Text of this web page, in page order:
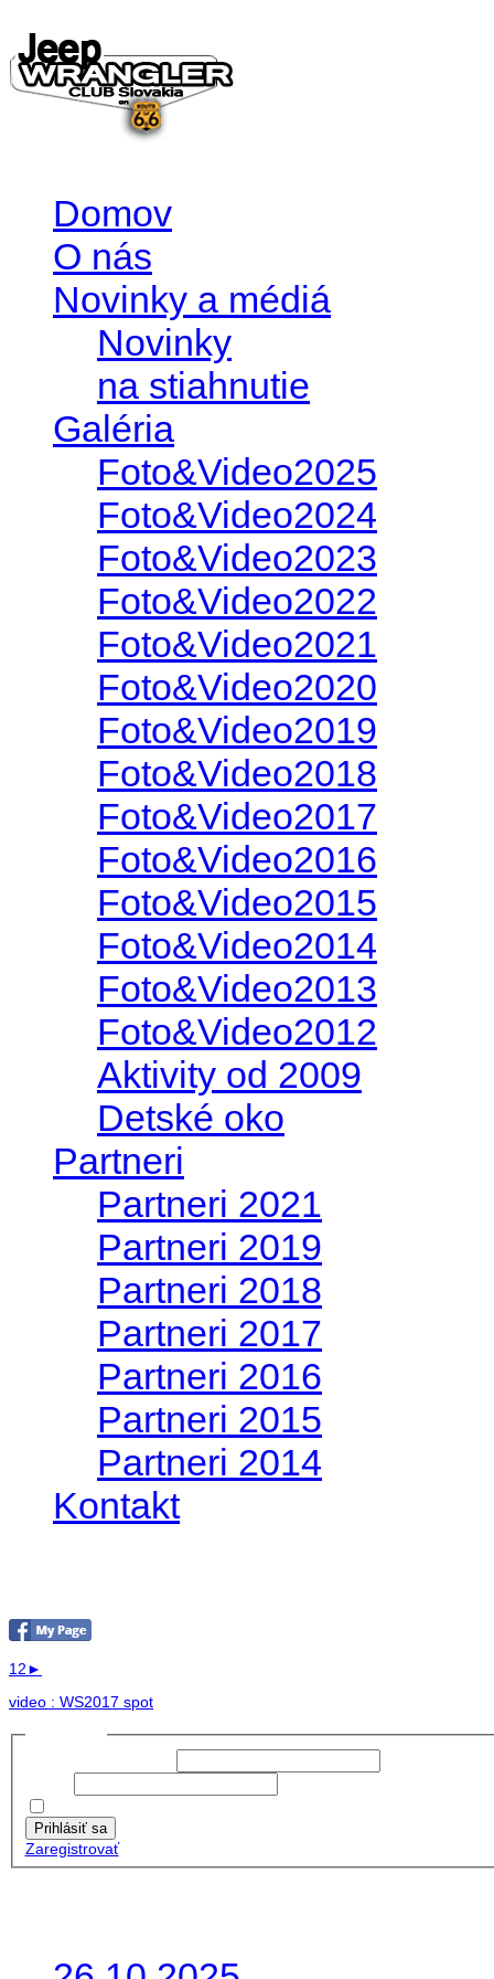
Domov
O nás
Novinky a médiá
Novinky
na stiahnutie
Galéria
Foto&Video2025
Foto&Video2024
Foto&Video2023
Foto&Video2022
Foto&Video2021
Foto&Video2020
Foto&Video2019
Foto&Video2018
Foto&Video2017
Foto&Video2016
Foto&Video2015
Foto&Video2014
Foto&Video2013
Foto&Video2012
Aktivity od 2009
Detské oko
Partneri
Partneri 2021
Partneri 2019
Partneri 2018
Partneri 2017
Partneri 2016
Partneri 2015
Partneri 2014
Kontakt
1 2►
video : WS2017 spot
Prihlásiť sa
Zaregistrovať